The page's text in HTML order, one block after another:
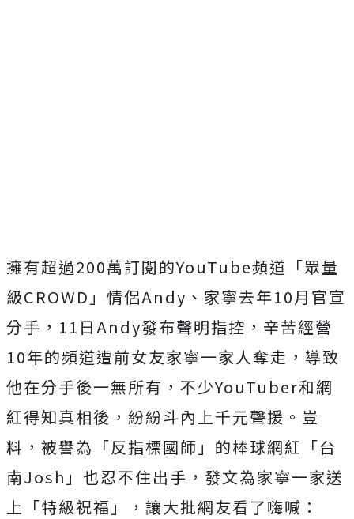
擁有超過200萬訂閱的YouTube頻道「眾量
級CROWD」情侶Andy、家寧去年10月官宣
分手，11日Andy發布聲明指控，辛苦經營
10年的頻道遭前女友家寧一家人奪走，導致
他在分手後一無所有，不少YouTuber和網
紅得知真相後，紛紛斗內上千元聲援。豈
料，被譽為「反指標國師」的棒球網紅「台
南Josh」也忍不住出手，發文為家寧一家送
上「特級祝福」，讓大批網友看了嗨喊：